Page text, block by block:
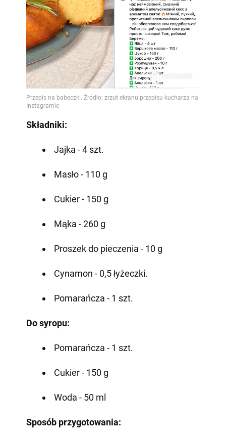
Składniki:
Jajka - 4 szt.
Masło - 110 g
Cukier - 150 g
Mąka - 260 g
Proszek do pieczenia - 10 g
Cynamon - 0,5 łyżeczki.
Pomarańcza - 1 szt.
Do syropu:
Pomarańcza - 1 szt.
Cukier - 150 g
Woda - 50 ml
Sposób przygotowania: